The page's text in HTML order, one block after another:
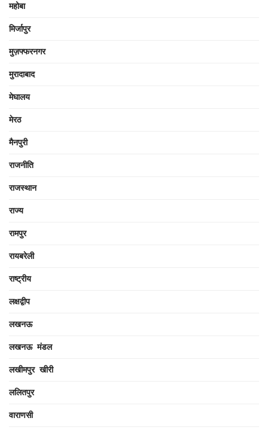
महोबा
मिर्जापुर
मुज़फ्फरनगर
मुरादाबाद
मेघालय
मेरठ
मैनपुरी
राजनीति
राजस्थान
राज्य
रामपुर
रायबरेली
राष्ट्रीय
लक्षद्वीप
लखनऊ
लखनऊ मंडल
लखीमपुर खीरी
ललितपुर
वाराणसी